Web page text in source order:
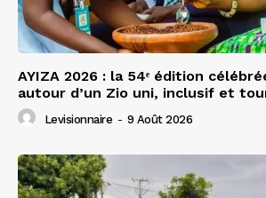
AYIZA 2026 : la 54ᵉ édition
autour d’un Zio uni, inclusif et
Levisionnaire - 9 Août 2026